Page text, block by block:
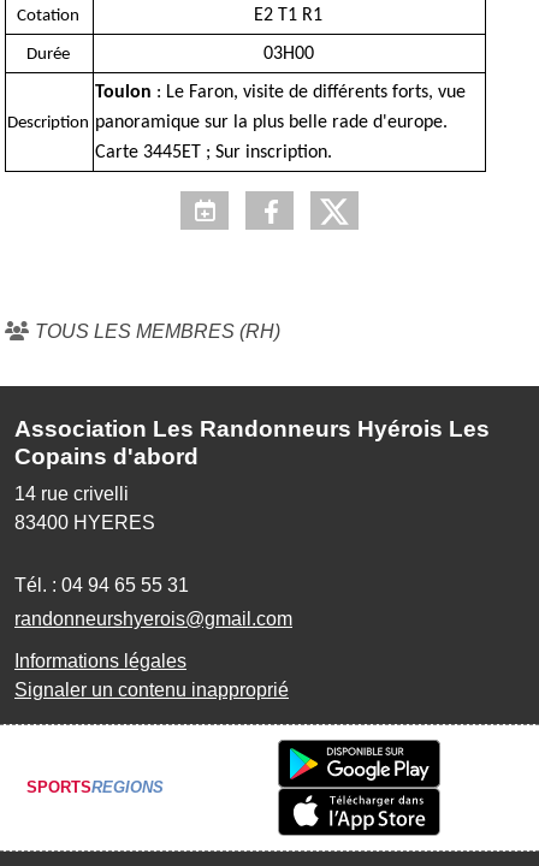
Cotation E2 T1 R1
Durée 03H00
Description
Toulon : Le Faron, visite de différents forts, vue
panoramique sur la plus belle rade d'europe.
Carte 3445ET ; Sur inscription.
TOUS LES MEMBRES (RH)
Association Les Randonneurs Hyérois Les
Copains d'abord
14 rue crivelli
83400 HYERES
Tél. : 04 94 65 55 31
randonneurshyerois@gmail.com
Informations légales
Signaler un contenu inapproprié
SPORTSREGIONS